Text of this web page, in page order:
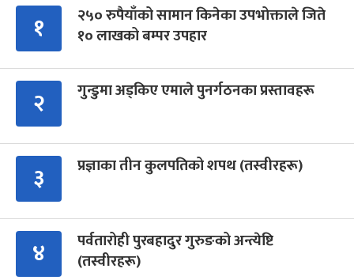
१
२५० रुपैयाँको सामान किनेका उपभोक्ताले जिते
१० लाखको बम्पर उपहार
२ गुन्डुमा अड्किए एमाले पुनर्गठनका प्रस्तावहरू
३ प्रज्ञाका तीन कुलपतिको शपथ (तस्वीरहरू)
४
पर्वतारोही पुरबहादुर गुरुङको अन्त्येष्टि
(तस्वीरहरू)